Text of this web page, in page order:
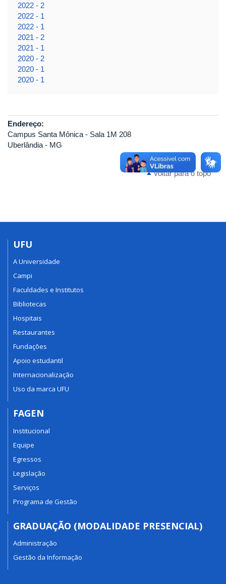
2022 - 2
2022 - 1
2022 - 1
2021 - 2
2021 - 1
2020 - 2
2020 - 1
2020 - 1
Endereço:
Campus Santa Mônica - Sala 1M 208
Uberlândia - MG
Voltar para o topo
UFU
A Universidade
Campi
Faculdades e Institutos
Bibliotecas
Hospitais
Restaurantes
Fundações
Apoio estudantil
Internacionalização
Uso da marca UFU
FAGEN
Institucional
Equipe
Egressos
Legislação
Serviços
Programa de Gestão
GRADUAÇÃO (MODALIDADE PRESENCIAL)
Administração
Gestão da Informação